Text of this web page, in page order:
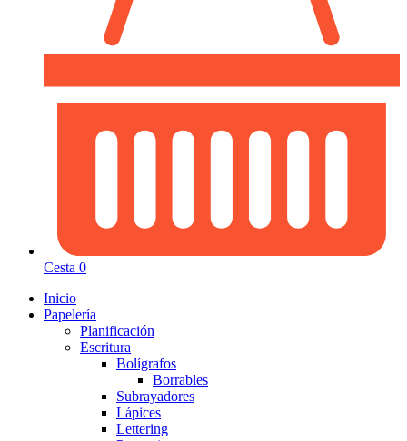
Cesta 0
Inicio
Papelería
Planificación
Escritura
Bolígrafos
Borrables
Subrayadores
Lápices
Lettering